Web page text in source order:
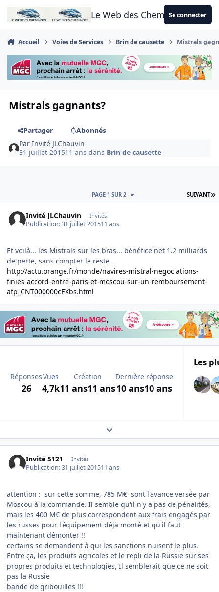
Aller au contenu
Le Web des CheminotsSe connecter
Accueil Voies de Services Brin de causette Mistrals
Mistrals gagnants?
Partager
Abonnés
ParInvité JLChauvin
31 juillet 201511 ans dans Brin de causette
SUIVANT
PAGE 1 SUR 2
Invité JLChauvin Invités
Publication:31 juillet 201511 ans
Et voilà... les Mistrals sur les bras... bénéfice net 1.2 milliards
de perte, sans compter le reste...
http://actu.orange.fr/monde/navires-mistral-negociations-
finies-accord-entre-paris-et-moscou-sur-un-remboursement-
afp_CNT000000cEXbs.html
Réponses
26
Vues
4,7k
Création
11 ans11 ans
Dernière réponse
10 ans10 ans
Les
Expand topic overview
Invité 5121 Invités
Publication:31 juillet 201511 ans
attention : sur cette somme, 785 M€ sont l'avance versée par
Moscou à la commande. Il semble qu'il n'y a pas de pénalités,
mais les 400 M€ de plus correspondent aux frais engagés par
les russes pour l'équipement déjà monté et qu'il faut
maintenant démonter !!
certains se demandent à qui les sanctions nuisent le plus.
Entre ça, les produits agricoles et le repli de la Russie sur ses
propres produits et technologies, Il semblerait que ce ne soit
pas la Russie
bande de gribouilles !!!